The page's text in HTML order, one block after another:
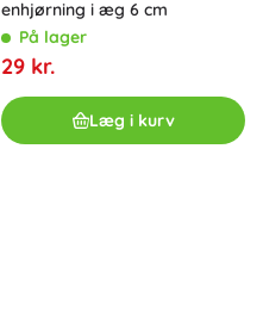
enhjørning i æg 6 cm
På lager
29 kr.
Læg i kurv